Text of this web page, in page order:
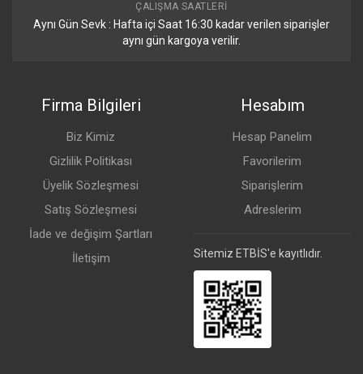
ÇALIŞMA SAATLERI
Aynı Gün Sevk : Hafta içi Saat 16:30 kadar verilen siparişler
aynı gün kargoya verilir.
Firma Bilgileri
Biz Kimiz
Gizlilik Politikası
Üyelik Sözleşmesi
Satış Sözleşmesi
İade ve değişim Şartları
İletişim
Hesabım
Hesap Panelim
Favorilerim
Siparişlerim
Adreslerim
Sitemiz ETBİS'e kayıtlıdır.